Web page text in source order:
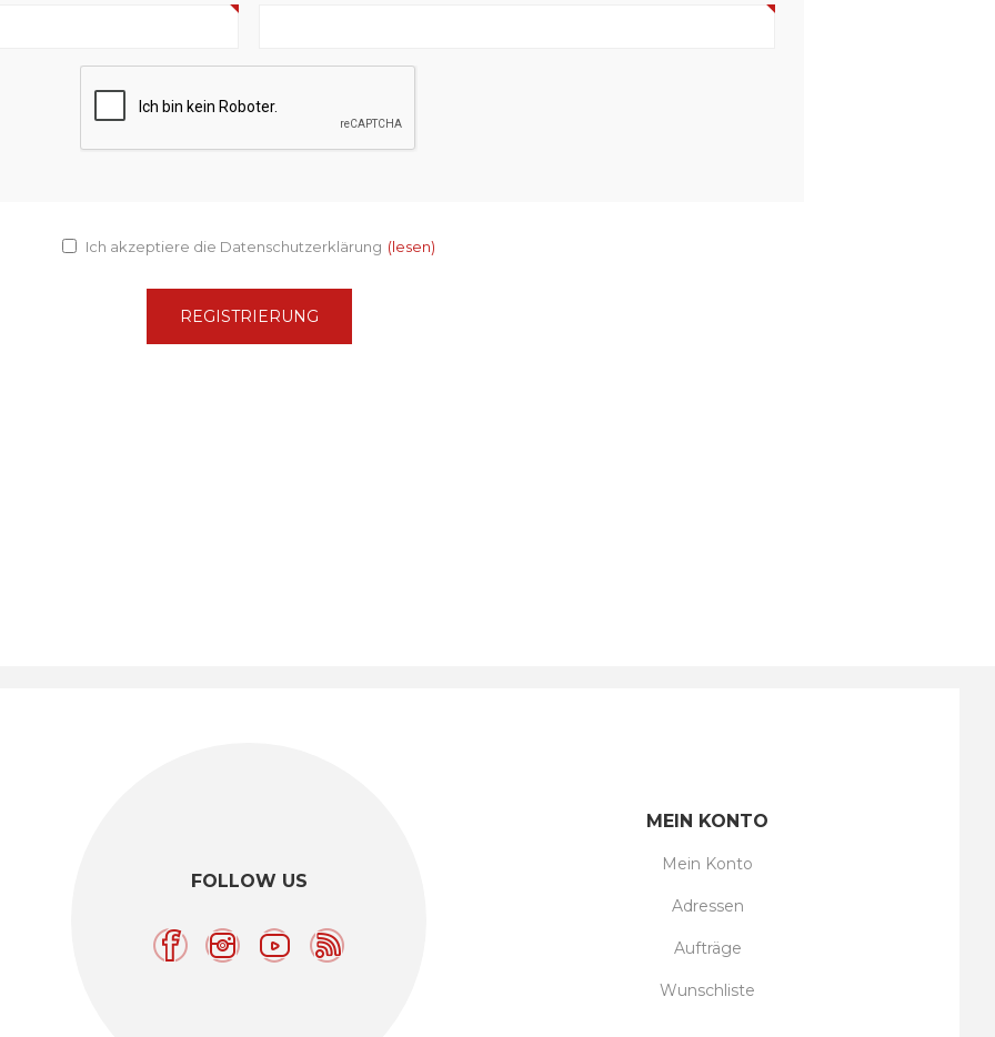
Ich akzeptiere die Datenschutzerklärung (lesen)
FOLLOW US
MEIN KONTO
Mein Konto
Adressen
Aufträge
Wunschliste